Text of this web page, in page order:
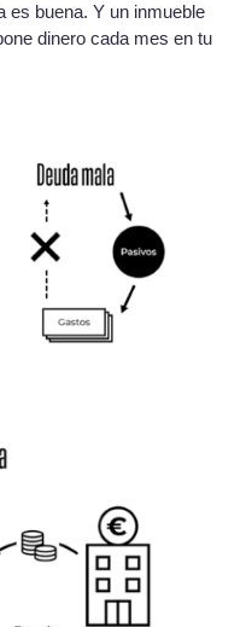
es buena. Y un inmueble
dinero cada mes en tu